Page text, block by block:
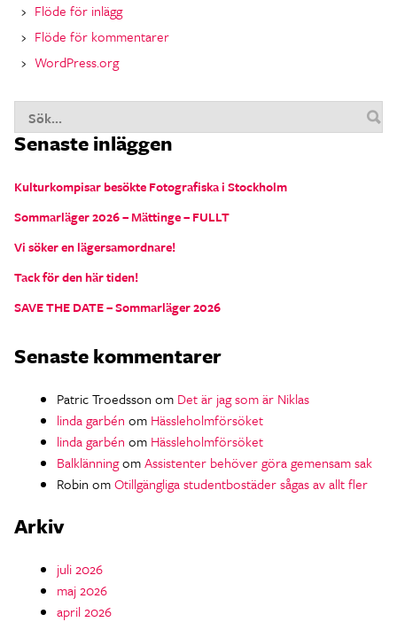
Flöde för inlägg
Flöde för kommentarer
WordPress.org
Senaste inläggen
Kulturkompisar besökte Fotografiska i Stockholm
Sommarläger 2026 – Mättinge – FULLT
Vi söker en lägersamordnare!
Tack för den här tiden!
SAVE THE DATE – Sommarläger 2026
Senaste kommentarer
Patric Troedsson om Det är jag som är Niklas
linda garbén om Hässleholmförsöket
linda garbén om Hässleholmförsöket
BalklänningomAssistenter behöver göra gemensam sak
Robin omOtillgängliga studentbostäder sågas av allt fler
Arkiv
juli 2026
maj 2026
april 2026